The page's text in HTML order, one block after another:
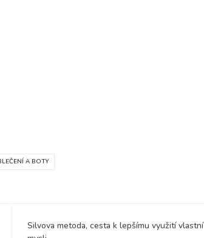
A BOTY
Silvova metoda, cesta k lepšímu využití vlastní